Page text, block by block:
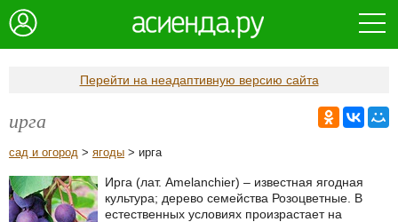
Перейти на неадаптивную версию сайта
ирга
сад и огород > ягоды > ирга
Ирга (лат. Amelanchier) – известная ягодная
культура; дерево семейства Розоцветные. В
естественных условиях произрастает на